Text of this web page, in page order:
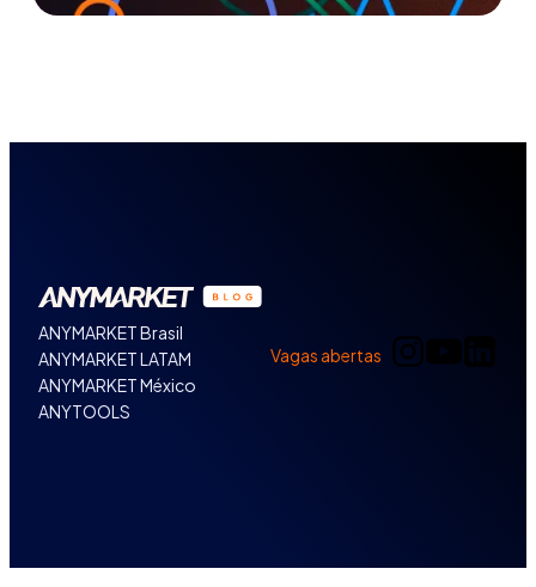
ANYMARKET Brasil
ANYMARKET LATAM
ANYMARKET México
ANYTOOLS
Vagas abertas